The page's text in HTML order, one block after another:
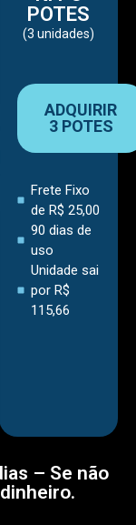
POTES
(3 unidades)
ADQUIRIR
3 POTES
Frete Fixo
de R$ 25,00
90 dias de
uso
Unidade sai
por R$
115,66
– Se não